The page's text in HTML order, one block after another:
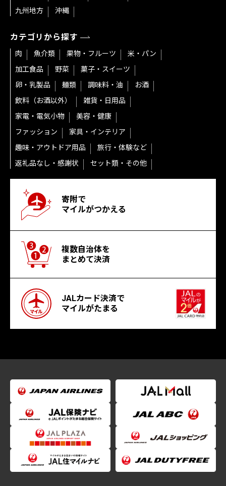
九州地方
沖縄
カテゴリから探す
肉 魚介類 果物・フルーツ
米・パン
加工食品
野菜
菓子・スイーツ
卵・乳製品
麺類 調味料・油
お酒
飲料（お酒以外）
雑貨・日用品
家電・電気小物
美容・健康
ファッション
家具・インテリア
趣味・アウトドア用品
旅行・体験など
返礼品なし・感謝状
セット類・その他
寄附で
マイルがつかえる
複数自治体を
まとめて決済
JALカード決済で
マイルがたまる